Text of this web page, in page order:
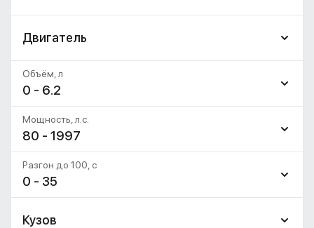
Двигатель
0 - 6.2
Объём, л
80 - 1997
Мощность, л.с.
0 - 35
Разгон до 100, c
Кузов